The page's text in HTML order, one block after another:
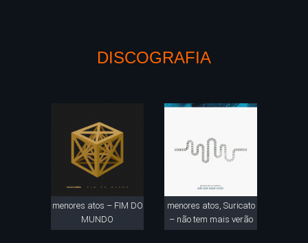
DISCOGRAFIA
menores atos – FIM DO
MUNDO
menores atos, Suricato
– não tem mais verão